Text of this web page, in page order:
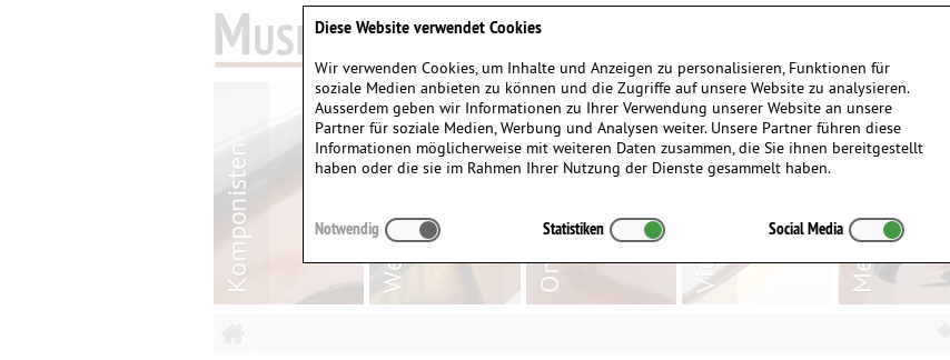
Diese Website verwendet Cookies
Wir verwenden Cookies, um Inhalte und Anzeigen zu personalisieren, Funktionen für
soziale Medien anbieten zu können und die Zugriffe auf unsere Website zu analysieren.
Ausserdem geben wir Informationen zu Ihrer Verwendung unserer Website an unsere
Partner für soziale Medien, Werbung und Analysen weiter. Unsere Partner führen diese
Informationen möglicherweise mit weiteren Daten zusammen, die Sie ihnen bereitgestellt
haben oder die sie im Rahmen Ihrer Nutzung der Dienste gesammelt haben.
Notwendig Statistiken Social Media